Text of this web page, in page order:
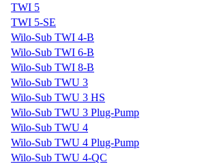
TWI 5
TWI 5-SE
Wilo-Sub TWI 4-B
Wilo-Sub TWI 6-B
Wilo-Sub TWI 8-B
Wilo-Sub TWU 3
Wilo-Sub TWU 3 HS
Wilo-Sub TWU 3 Plug-Pump
Wilo-Sub TWU 4
Wilo-Sub TWU 4 Plug-Pump
Wilo-Sub TWU 4-QC